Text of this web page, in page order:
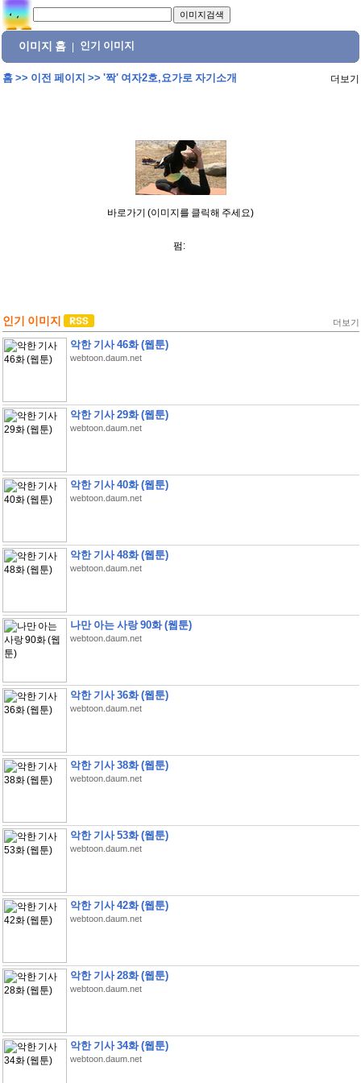
이미지 홈 인기 이미지
홈>> 이전 페이지 >> '짝' 여자2호,요가로 자기소개 더보기
바로가기 (이미지를 클릭해 주세요)
펌:
인기 이미지 더보기
악한 기사 46화 (웹툰)
webtoon.daum.net
악한 기사 29화 (웹툰)
webtoon.daum.net
악한 기사 40화 (웹툰)
webtoon.daum.net
악한 기사 48화 (웹툰)
webtoon.daum.net
나만 아는 사랑 90화 (웹툰)
webtoon.daum.net
악한 기사 36화 (웹툰)
webtoon.daum.net
악한 기사 38화 (웹툰)
webtoon.daum.net
악한 기사 53화 (웹툰)
webtoon.daum.net
악한 기사 42화 (웹툰)
webtoon.daum.net
악한 기사 28화 (웹툰)
webtoon.daum.net
악한 기사 34화 (웹툰)
webtoon.daum.net